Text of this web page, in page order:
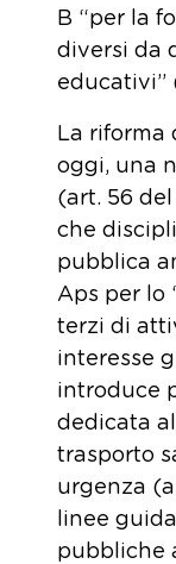
B “per la
diversi da
educativi”
La riforma
oggi, una
(art. 56
che
pubblica
Aps per lo
terzi di
interesse
introduce
dedicata
trasporto
urgenza
linee
pubbliche